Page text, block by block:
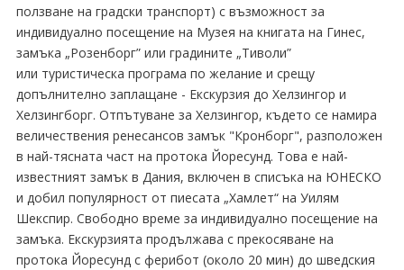
ползване на градски транспорт) с възможност за
индивидуално посещение на Музея на книгата на Гинес,
замъка „Розенборг” или градините „Тиволи”
или туристическа програма по желание и срещу
допълнително заплащане - Екскурзия до Хелзингор и
Хелзингборг. Отпътуване за Хелзингор, където се намира
величествения ренесансов замък "Кронборг", разположен
в най-тясната част на протока Йоресунд. Това е най-
известният замък в Дания, включен в списъка на ЮНЕСКО
и добил популярност от пиесата „Хамлет“ на Уилям
Шекспир. Свободно време за индивидуално посещение на
замъка. Екскурзията продължава с прекосяване на
протока Йоресунд с ферибот (около 20 мин) до шведския